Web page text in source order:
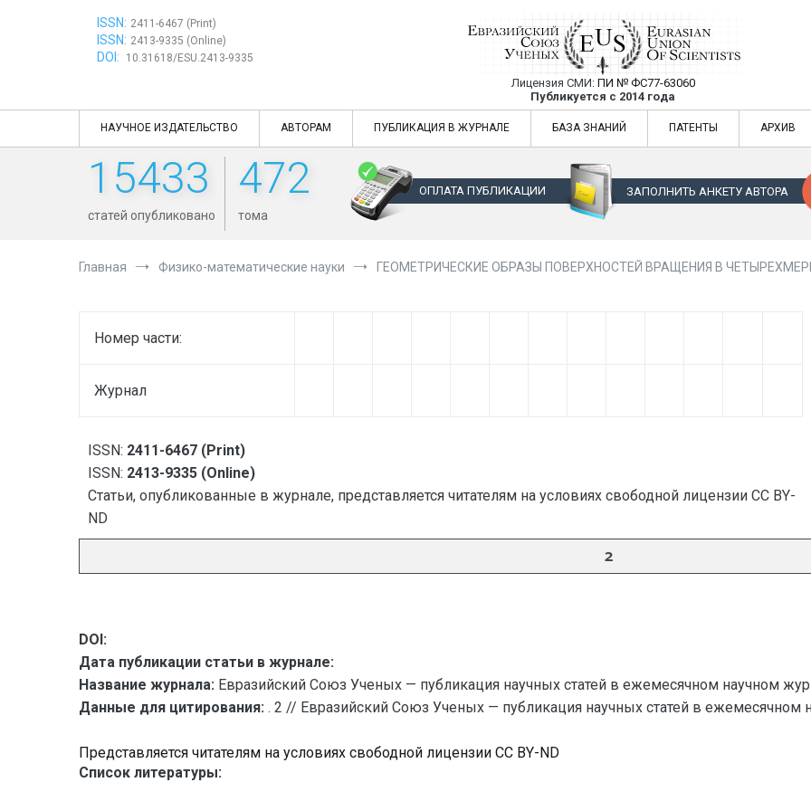
ISSN: 2411-6467 (Print)
ISSN: 2413-9335 (Online)
DOI: 10.31618/ESU.2413-9335
Евразийский Союз Ученых —
Лицензия СМИ: ПИ № ФС77-63060
Публикуется с 2014 года
Евразийский Союз Ученых — публикация научных статей в
НАУЧНОЕ ИЗДАТЕЛЬСТВО АВТОРАМ ПУБЛИКАЦИЯ В ЖУРНАЛЕ БАЗА ЗНАНИЙ ПАТЕНТЫ АРХИВ
15433
статей опубликовано
472
тома
ОПЛАТА ПУБЛИКАЦИИ ЗАПОЛНИТЬ АНКЕТУ АВТОРА
Главная Физико-математические науки ГЕОМЕТРИЧЕСКИЕ ОБРАЗЫ ПОВЕРХНОСТЕЙ ВРАЩЕНИЯ В
Номер части:
Журнал
ISSN: 2411-6467 (Print)
ISSN: 2413-9335 (Online)
Статьи, опубликованные в журнале, представляется читателям на условиях свободной лицензии CC BY-
ND
2
DOI:
Дата публикации статьи в журнале:
Название журнала: Евразийский Союз Ученых — публикация научных статей в ежемесячном научном
Данные для цитирования: . 2 // Евразийский Союз Ученых — публикация научных статей в ежемесячном
Представляется читателям на условиях свободной лицензии CC BY-ND
Список литературы: